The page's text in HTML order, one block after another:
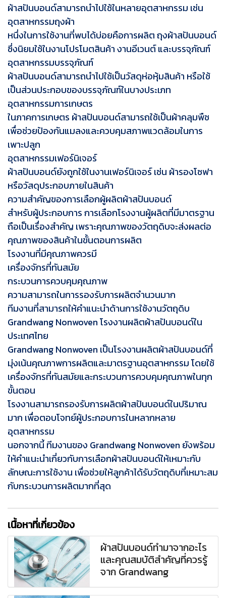
ผ้าสปันบอนด์สามารถนำไปใช้ในหลายอุตสาหกรรม เช่น
อุตสาหกรรมถุงผ้า
หนึ่งในการใช้งานที่พบได้บ่อยคือการผลิต ถุงผ้าสปันบอนด์
ซึ่งนิยมใช้ในงานโปรโมตสินค้า งานอีเวนต์ และบรรจุภัณฑ์
อุตสาหกรรมบรรจุภัณฑ์
ผ้าสปันบอนด์สามารถนำไปใช้เป็นวัสดุห่อหุ้มสินค้า หรือใช้
เป็นส่วนประกอบของบรรจุภัณฑ์ในบางประเภท
อุตสาหกรรมการเกษตร
ในภาคการเกษตร ผ้าสปันบอนด์สามารถใช้เป็นผ้าคลุมพืช
เพื่อช่วยป้องกันแมลงและควบคุมสภาพแวดล้อมในการ
เพาะปลูก
อุตสาหกรรมเฟอร์นิเจอร์
ผ้าสปันบอนด์ยังถูกใช้ในงานเฟอร์นิเจอร์ เช่น ผ้ารองโซฟา
หรือวัสดุประกอบภายในสินค้า
ความสำคัญของการเลือกผู้ผลิตผ้าสปันบอนด์
สำหรับผู้ประกอบการ การเลือกโรงงานผู้ผลิตที่มีมาตรฐาน
ถือเป็นเรื่องสำคัญ เพราะคุณภาพของวัตถุดิบจะส่งผลต่อ
คุณภาพของสินค้าในขั้นตอนการผลิต
โรงงานที่มีคุณภาพควรมี
เครื่องจักรที่ทันสมัย
กระบวนการควบคุมคุณภาพ
ความสามารถในการรองรับการผลิตจำนวนมาก
ทีมงานที่สามารถให้คำแนะนำด้านการใช้งานวัตถุดิบ
Grandwang Nonwoven โรงงานผลิตผ้าสปันบอนด์ใน
ประเทศไทย
Grandwang Nonwoven เป็นโรงงานผลิตผ้าสปันบอนด์ที่
มุ่งเน้นคุณภาพการผลิตและมาตรฐานอุตสาหกรรม โดยใช้
เครื่องจักรที่ทันสมัยและกระบวนการควบคุมคุณภาพในทุก
ขั้นตอน
โรงงานสามารถรองรับการผลิตผ้าสปันบอนด์ในปริมาณ
มาก เพื่อตอบโจทย์ผู้ประกอบการในหลากหลาย
อุตสาหกรรม
นอกจากนี้ ทีมงานของ Grandwang Nonwoven ยังพร้อม
ให้คำแนะนำเกี่ยวกับการเลือกผ้าสปันบอนด์ให้เหมาะกับ
ลักษณะการใช้งาน เพื่อช่วยให้ลูกค้าได้รับวัตถุดิบที่เหมาะสม
กับกระบวนการผลิตมากที่สุด
เนื้อหาที่เกี่ยวข้อง
ผ้าสปันบอนด์ทำมาจากอะไร
และคุณสมบัติสำคัญที่ควรรู้
จาก Grandwang